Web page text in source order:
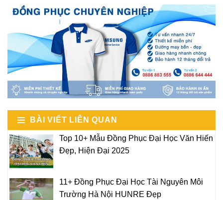
BÀI VIẾT LIÊN QUAN
Top 10+ Mẫu Đồng Phục Đại Học Văn Hiến
Đẹp, Hiện Đại 2025
11+ Đồng Phục Đại Học Tài Nguyên Môi
Trường Hà Nội HUNRE Đẹp